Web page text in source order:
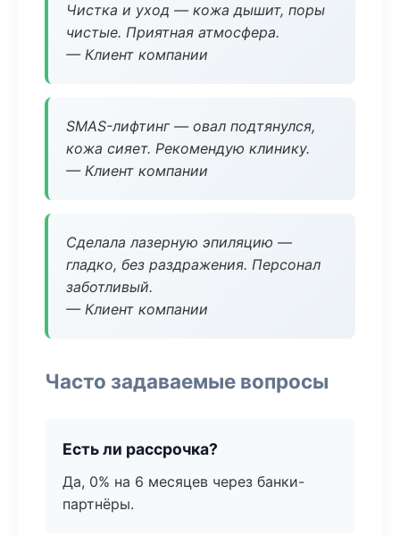
Чистка и уход — кожа дышит, поры
чистые. Приятная атмосфера.
— Клиент компании
SMAS-лифтинг — овал подтянулся,
кожа сияет. Рекомендую клинику.
— Клиент компании
Сделала лазерную эпиляцию —
гладко, без раздражения. Персонал
заботливый.
— Клиент компании
Часто задаваемые вопросы
Есть ли рассрочка?
Да, 0% на 6 месяцев через банки-
партнёры.